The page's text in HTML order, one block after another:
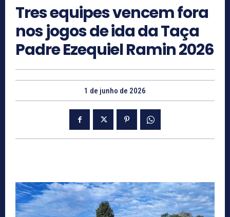
Tres equipes vencem fora
nos jogos de ida da Taça
Padre Ezequiel Ramin 2026
1 de junho de 2026